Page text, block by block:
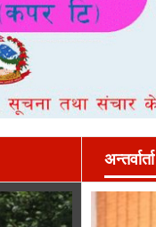
अन्तर्वार्ता